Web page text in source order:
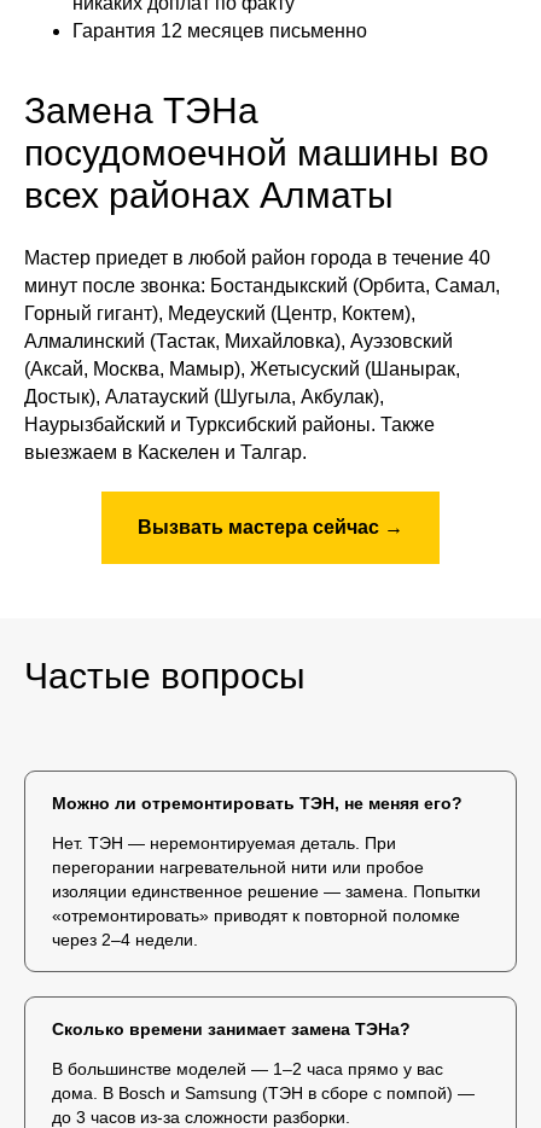
Гарантия 12 месяцев письменно
Замена ТЭНа
посудомоечной машины во
всех районах Алматы
Мастер приедет в любой район города в течение 40
минут после звонка: Бостандыкский (Орбита, Самал,
Горный гигант), Медеуский (Центр, Коктем),
Алмалинский (Тастак, Михайловка), Ауэзовский
(Аксай, Москва, Мамыр), Жетысуский (Шанырак,
Достык), Алатауский (Шугыла, Акбулак),
Наурызбайский и Турксибский районы. Также
выезжаем в Каскелен и Талгар.
Вызвать мастера сейчас →
Частые вопросы
Можно ли отремонтировать ТЭН, не меняя его?
Нет. ТЭН — неремонтируемая деталь. При
перегорании нагревательной нити или пробое
изоляции единственное решение — замена. Попытки
«отремонтировать» приводят к повторной поломке
через 2–4 недели.
Сколько времени занимает замена ТЭНа?
В большинстве моделей — 1–2 часа прямо у вас
дома. В Bosch и Samsung (ТЭН в сборе с помпой) —
до 3 часов из-за сложности разборки.